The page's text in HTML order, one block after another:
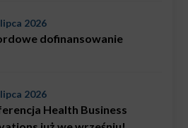
są nie tylko choroby
2026
dofinansowanie
2026
Health Business